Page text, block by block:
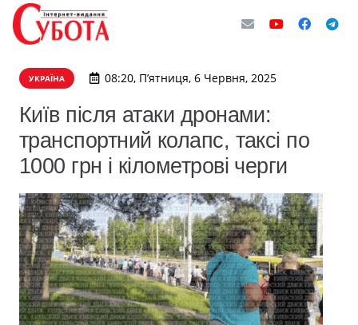
УКРАЇНА 08:20, П’ятниця, 6 Червня, 2025
Київ після атаки дронами:
транспортний колапс, таксі по
1000 грн і кілометрові черги